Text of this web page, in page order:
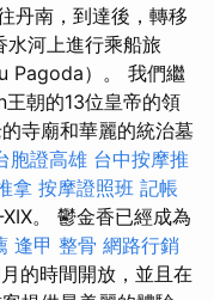
丹南，到達後，轉移
河上進行乘船旅
Pagoda）。 我們繼
朝的13位皇帝的領
寺廟和華麗的統治墓
胞證高雄 台中按摩推
拿 按摩證照班 記帳
。 鬱金香已經成為
逢甲 整骨 網路行銷
的時間開放，並且在